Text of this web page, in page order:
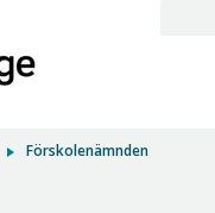
Förskolenämnden